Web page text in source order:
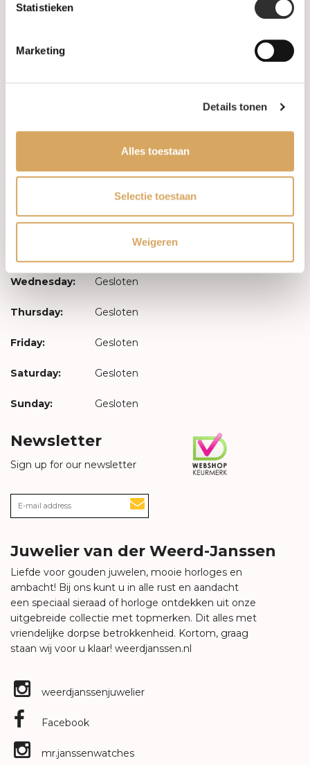
Statistieken
Marketing
Details tonen
Alles toestaan
Selectie toestaan
Weigeren
Levertijd & verzendkosten
Monday: Gesloten
Wednesday: Gesloten
Thursday: Gesloten
Friday: Gesloten
Saturday: Gesloten
Sunday: Gesloten
Newsletter
Sign up for our newsletter
Juwelier van der Weerd-Janssen
Liefde voor gouden juwelen, mooie horloges en
ambacht! Bij ons kunt u in alle rust en aandacht
een speciaal sieraad of horloge ontdekken uit onze
uitgebreide collectie met topmerken. Dit alles met
vriendelijke dorpse betrokkenheid. Kortom, graag
staan wij voor u klaar! weerdjanssen.nl
weerdjanssenjuwelier
Facebook
mr.janssenwatches